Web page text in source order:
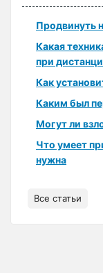
Продвинуть
Какая
при
Как
Каким был
Могут ли
Что умеет
нужна
Все статьи